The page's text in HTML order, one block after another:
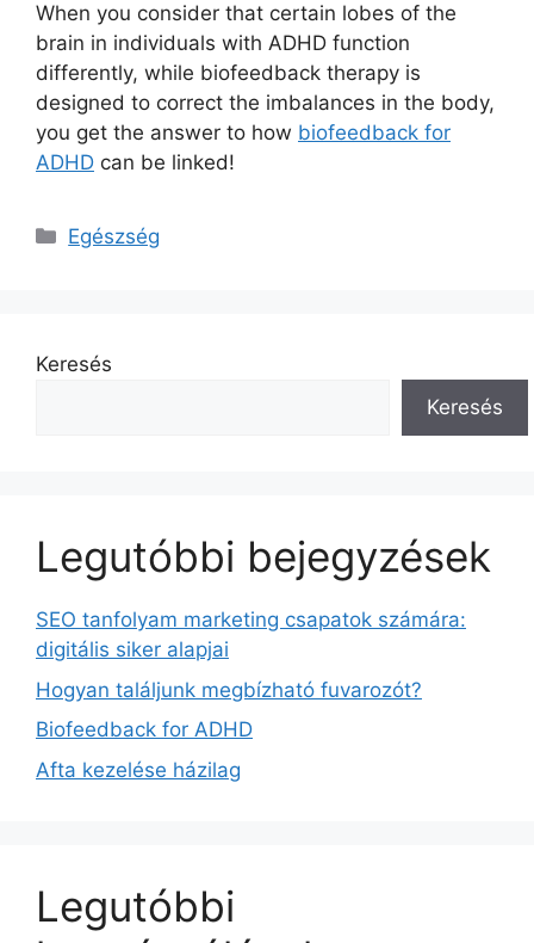
When you consider that certain lobes of the
brain in individuals with ADHD function
differently, while biofeedback therapy is
designed to correct the imbalances in the body,
you get the answer to how biofeedback for
ADHD can be linked!
Kategória
Egészség
Keresés
Keresés
Legutóbbi bejegyzések
SEO tanfolyam marketing csapatok számára:
digitális siker alapjai
Hogyan találjunk megbízható fuvarozót?
Biofeedback for ADHD
Afta kezelése házilag
Legutóbbi